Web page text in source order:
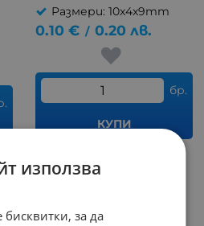
Размери: 10x4x9mm
0.10 € / 0.20 лв.
бр.
КУПИ
използва
за да